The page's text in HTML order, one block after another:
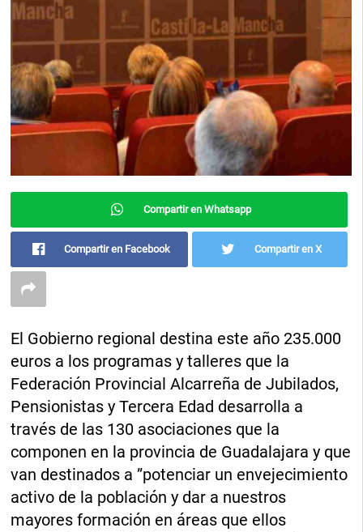
Compartir en Whatsapp
Compartir en Facebook Compartir en X
El Gobierno regional destina este año 235.000
euros a los programas y talleres que la
Federación Provincial Alcarreña de Jubilados,
Pensionistas y Tercera Edad desarrolla a
través de las 130 asociaciones que la
componen en la provincia de Guadalajara y que
van destinados a ”potenciar un envejecimiento
activo de la población y dar a nuestros
mayores formación en áreas que ellos